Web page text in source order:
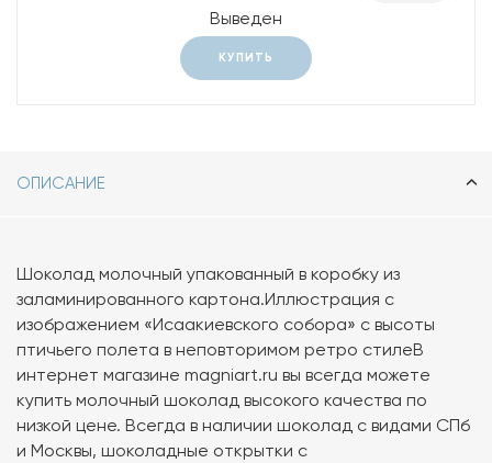
Выведен
КУПИТЬ
ОПИСАНИЕ
Шоколад молочный упакованный в коробку из
заламинированного картона.Иллюстрация с
изображением «Исаакиевского собора» с высоты
птичьего полета в неповторимом ретро стилеВ
интернет магазине magniart.ru вы всегда можете
купить молочный шоколад высокого качества по
низкой цене. Всегда в наличии шоколад с видами СПб
и Москвы, шоколадные открытки с